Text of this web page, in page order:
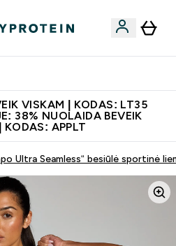
VISKAM | KODAS: LT35
38% NUOLAIDA BEVEIK
KODAS: APPLT
Ultra Seamless“ besiūlė sportinė